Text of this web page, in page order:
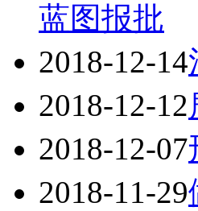
蓝图报批
2018-12-14
2018-12-12
2018-12-07
2018-11-29